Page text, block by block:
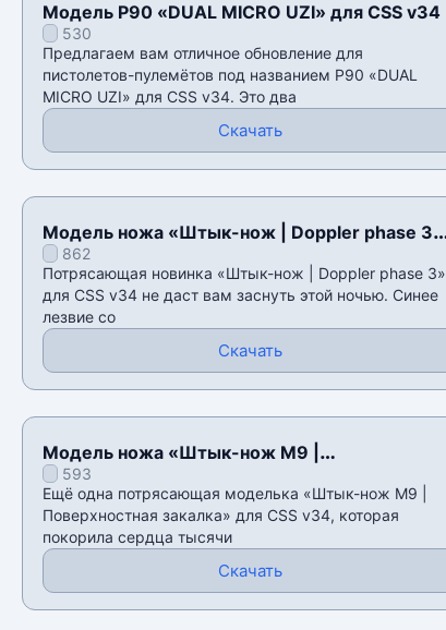
Модель P90 «DUAL MICRO UZI» для CSS v34
530
Предлагаем вам отличное обновление для
пистолетов-пулемётов под названием P90 «DUAL
MICRO UZI» для CSS v34. Это два
Скачать
Модель ножа «Штык-нож | Doppler phase 3»
для CSS v34
862
Потрясающая новинка «Штык-нож | Doppler phase 3»
для CSS v34 не даст вам заснуть этой ночью. Синее
лезвие со
Скачать
Модель ножа «Штык-нож M9 |
Поверхностная закалка» для CSS v34
593
Ещё одна потрясающая моделька «Штык-нож M9 |
Поверхностная закалка» для CSS v34, которая
покорила сердца тысячи
Скачать